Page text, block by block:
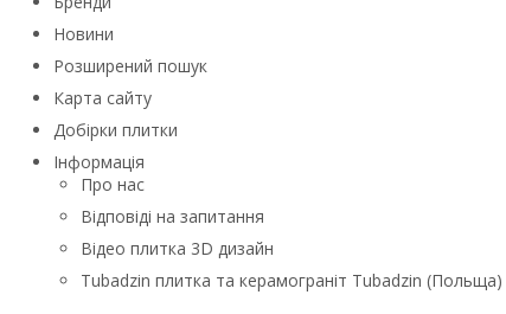
Новини
Розширений пошук
Карта сайту
Добірки плитки
Інформація
Про нас
Відповіді на запитання
Відео плитка 3D дизайн
Tubadzin плитка та керамограніт Tubadzin (Польща)